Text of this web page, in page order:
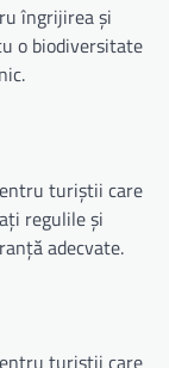
îngrijirea și
o biodiversitate
turiștii care
regulile și
adecvate.
turiștii care